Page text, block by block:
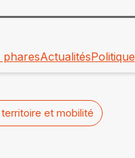
pharesActualitésPolitique
et mobilité